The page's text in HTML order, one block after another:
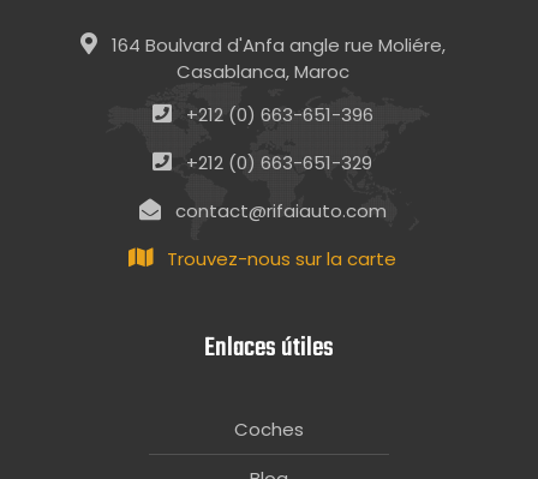
164 Boulvard d'Anfa angle rue Moliére,
Casablanca, Maroc
+212 (0) 663-651-396
+212 (0) 663-651-329
contact@rifaiauto.com
Trouvez-nous sur la carte
Enlaces útiles
Coches